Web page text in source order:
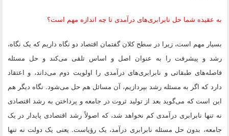
به عقیده شما حل نابرابری‌های درآمدی تا چه اندازه مهم است؟
بسیار مهم است، زیرا در سطح کلان گفتمان اقتصاد دو نگاه داریم که یک نگاه،
رشد و پیشرفت را به عنوان اصل و اساس تلقی می‌کند و حل مسئله
فاصله‌های طبقاتی و نابرابری‌های درآمدی را اولویت دوم می‌داند، و اعتقاد
دارد که اگر به مسئله رشد بپردازیم، آن مسائل هم حل می‌شود. نگاه دیگر هم
این است که می‌گوید بعد از تولید ثروت در جامعه و پرداختن به رشد اقتصادی
نه تنها نابرابری درآمدی کم نخواهد شد، که اصولاً رشد اقتصادی پایدار در یک
جامعه، بدون حل مسئله نابرابری درآمد، یک رؤیاست. یعنی یک دولت نه تنها